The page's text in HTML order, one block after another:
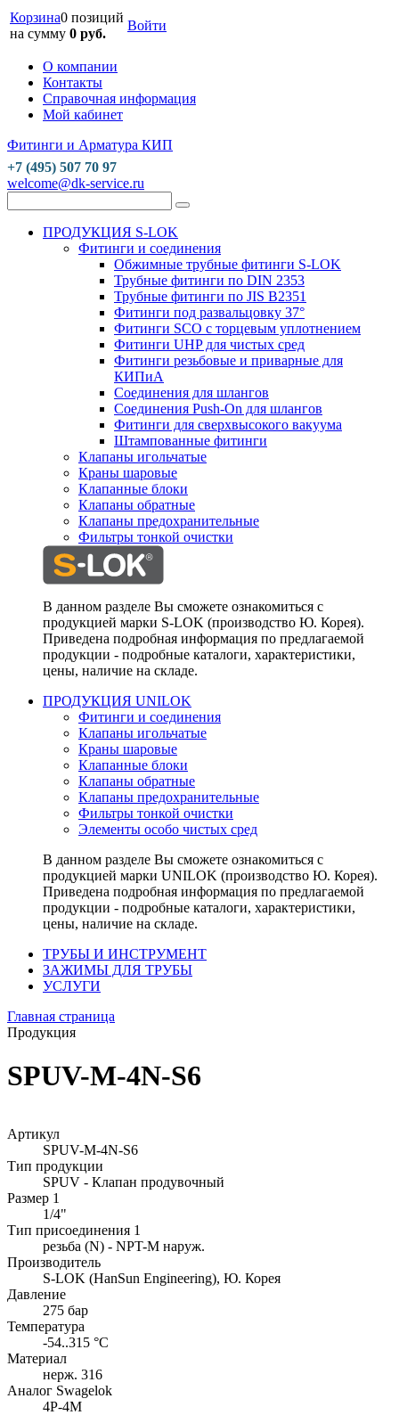
Корзина0 позиций
на сумму 0 руб.
Войти
О компании
Контакты
Справочная информация
Мой кабинет
Фитинги и Арматура КИП
+7 (495) 507 70 97
welcome@dk-service.ru
ПРОДУКЦИЯ S-LOK
Фитинги и соединения
Обжимные трубные фитинги S-LOK
Трубные фитинги по DIN 2353
Трубные фитинги по JIS B2351
Фитинги под развальцовку 37°
Фитинги SCO с торцевым уплотнением
Фитинги UHP для чистых сред
Фитинги резьбовые и приварные для
КИПиА
Соединения для шлангов
Соединения Push-On для шлангов
Фитинги для сверхвысокого вакуума
Штампованные фитинги
Клапаны игольчатые
Краны шаровые
Клапанные блоки
Клапаны обратные
Клапаны предохранительные
Фильтры тонкой очистки
В данном разделе Вы сможете ознакомиться с
продукцией марки S-LOK (производство Ю. Корея).
Приведена подробная информация по предлагаемой
продукции - подробные каталоги, характеристики,
цены, наличие на складе.
ПРОДУКЦИЯ UNILOK
Фитинги и соединения
Клапаны игольчатые
Краны шаровые
Клапанные блоки
Клапаны обратные
Клапаны предохранительные
Фильтры тонкой очистки
Элементы особо чистых сред
В данном разделе Вы сможете ознакомиться с
продукцией марки UNILOK (производство Ю. Корея).
Приведена подробная информация по предлагаемой
продукции - подробные каталоги, характеристики,
цены, наличие на складе.
ТРУБЫ И ИНСТРУМЕНТ
ЗАЖИМЫ ДЛЯ ТРУБЫ
УСЛУГИ
Главная страница
Продукция
SPUV-M-4N-S6
Артикул
SPUV-M-4N-S6
Тип продукции
SPUV - Клапан продувочный
Размер 1
1/4"
Тип присоединения 1
резьба (N) - NPT-M наруж.
Производитель
S-LOK (HanSun Engineering), Ю. Корея
Давление
275 бар
Температура
-54..315 °C
Материал
нерж. 316
Аналог Swagelok
4P-4M